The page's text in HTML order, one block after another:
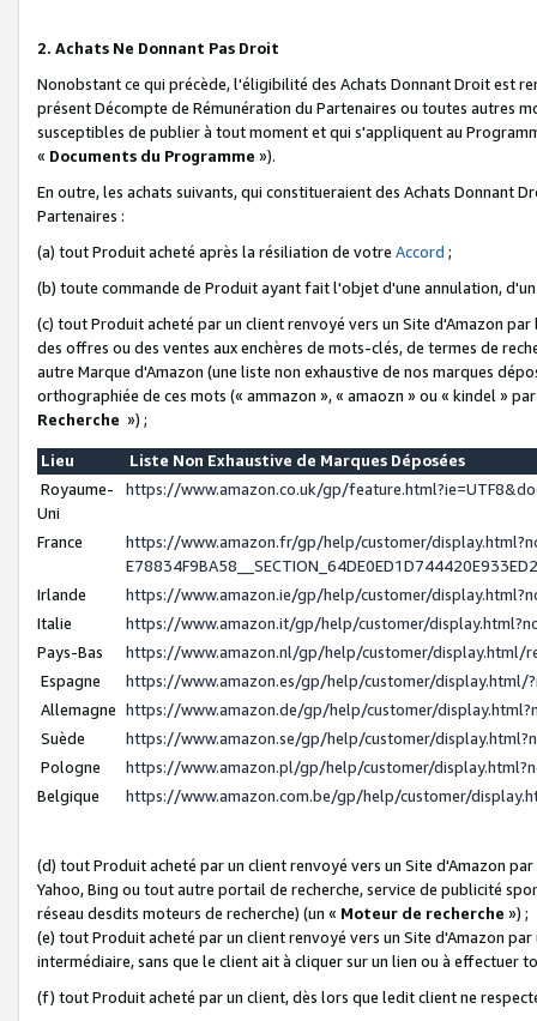
2. Achats Ne Donnant Pas Droit
Nonobstant ce qui précède, l'éligibilité des Achats Donnant Droit est
présent Décompte de Rémunération du Partenaires ou toutes autres
susceptibles de publier à tout moment et qui s'appliquent au
« Documents du Programme »).
En outre, les achats suivants, qui constitueraient des Achats Donnant
Partenaires :
(a) tout Produit acheté après la résiliation de votre Accord ;
(b) toute commande de Produit ayant fait l'objet d'une annulation,
(c) tout Produit acheté par un client renvoyé vers un Site d'Amazon
des offres ou des ventes aux enchères de mots-clés, de termes de
autre Marque d'Amazon (une liste non exhaustive de nos marques
orthographiée de ces mots (« ammazon », « amaozn » ou « kindel »
Recherche ») ;
Lieu
Liste Non Exhaustive de Marques Déposées
Royaume-
Uni
https://www.amazon.co.uk/gp/
France
https://www.amazon.fr/gp/help/customer/
Irlande
https://www.amazon.ie/gp/help/customer/
Italie
https://www.amazon.it/gp/help/customer/
Pays-Bas
https://www.amazon.nl/gp/help/customer/display.html/
Espagne
https://www.amazon.es/gp/help/customer/display.html/
Allemagne https://www.amazon.de/gp/help/customer/
Suède
https://www.amazon.se/gp/help/customer/
Pologne
https://www.amazon.pl/gp/help/customer/
Belgique
https://www.amazon.com.be/gp/help/customer/
(d) tout Produit acheté par un client renvoyé vers un Site d'Amazon
Yahoo, Bing ou tout autre portail de recherche, service de publicité
réseau desdits moteurs de recherche) (un « Moteur de recherche ») ;
(e) tout Produit acheté par un client renvoyé vers un Site d'Amazon
intermédiaire, sans que le client ait à cliquer sur un lien ou à
(f) tout Produit acheté par un client, dès lors que ledit client ne